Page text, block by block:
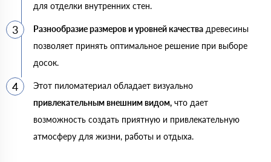
для отделки внутренних стен.
Разнообразие размеров и уровней качества древесины
позволяет принять оптимальное решение при выборе
досок.
Этот пиломатериал обладает визуально
привлекательным внешним видом, что дает
возможность создать приятную и привлекательную
атмосферу для жизни, работы и отдыха.